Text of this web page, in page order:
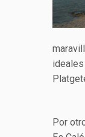
ideales
Por